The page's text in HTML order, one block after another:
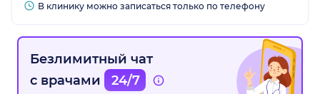
В клинику можно записаться только по телефону
Безлимитный чат
с врачами
24/7